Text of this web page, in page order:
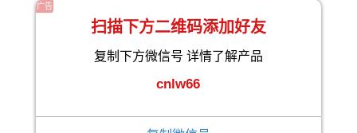
广告
扫描下方二维码添加好友
复制下方微信号 详情了解产品
cnlw66